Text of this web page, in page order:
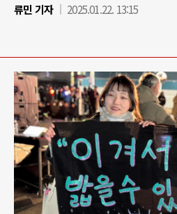
류민 기자
2025.01.22. 13:15